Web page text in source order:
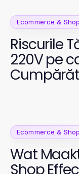
Ecommerce &
Riscurile
220V pe
Ecommerce &
Wat
Shop